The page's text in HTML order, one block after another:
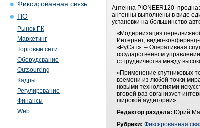
Фиксированная связь
ПО
Рынок ПК
Маркетинг
Торговые сети
Оборудование
Outsourcing
Кадры
Регулирование
Финансы
Web
Антенна PIONEER120
антенны выполнены в виде
установки на большинство
«Модернизация
Интернет, видео-
«РуСат». – Оперативная
государственном
сотрудничества между
«Применение спутниковых
времени из любой точки
новыми технологиями
второй раз организует
широкой аудитории».
Редактор раздела: Юрий
Рубрики: Фиксированная